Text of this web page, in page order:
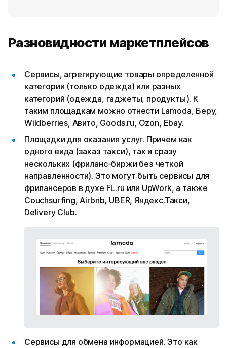
Разновидности маркетплейсов
Сервисы, агрегирующие товары определенной
категории (только одежда) или разных
категорий (одежда, гаджеты, продукты). К
таким площадкам можно отнести Lamoda, Беру,
Wildberries, Авито, Goods.ru, Ozon, Ebay.
Площадки для оказания услуг. Причем как
одного вида (заказ такси), так и сразу
нескольких (фриланс-биржи без четкой
направленности). Это могут быть сервисы для
фрилансеров в духе FL.ru или UpWork, а также
Couchsurfing, Airbnb, UBER, Яндекс.Такси,
Delivery Club.
Сервисы для обмена информацией. Это как